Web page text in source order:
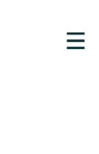
Menü